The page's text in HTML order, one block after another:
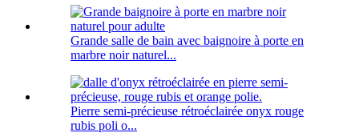
Grande salle de bain avec baignoire à porte en
marbre noir naturel...
Pierre semi-précieuse rétroéclairée onyx rouge
rubis poli o...